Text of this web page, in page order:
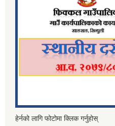
हेर्नको लागि फोटोमा क्लिक गर्नुहोस्